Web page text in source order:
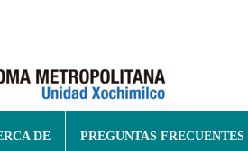
DE PREGUNTAS FRECUENTES